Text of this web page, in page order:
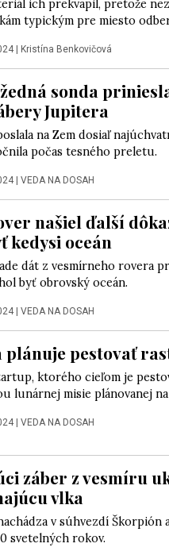
ich prekvapil, pretože
typickým pre miesto
Kristína Benkovičová
sonda
Jupitera
na Zem dosiaľ
počas tesného preletu.
VEDA NA DOSAH
našiel ďalší
kedysi oceán
dát z vesmírneho rovera
byť obrovský oceán.
VEDA NA DOSAH
pestovať
ktorého cieľom je
lunárnej misie plánovanej
VEDA NA DOSAH
záber z vesmíru
vlka
v súhvezdí Škorpión
svetelných rokov.